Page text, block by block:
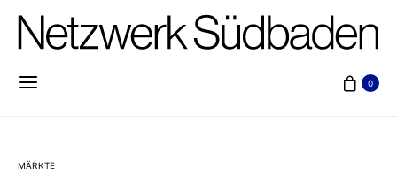
0
MÄRKTE